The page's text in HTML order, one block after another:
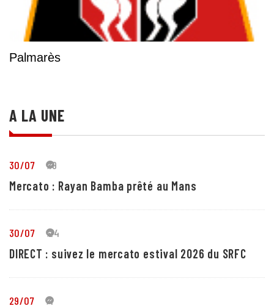
Palmarès
A LA UNE
30/07 19
Mercato : Rayan Bamba prêté au Mans
30/07 24
DIRECT : suivez le mercato estival 2026 du SRFC
29/07 4